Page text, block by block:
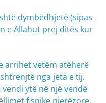
dymbëdhjetë (sipas
e Allahut prej ditës kur
arrihet vetëm atëherë
nga jeta e tij.
ytë në një vendë